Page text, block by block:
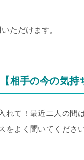
ただけます。
相手の今の気持
れて！最近二人の間
をよく聞いてくださ